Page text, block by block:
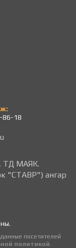
86-18
ТД МАЯК.
"СТАВР") ангар
посетителей
политикой.